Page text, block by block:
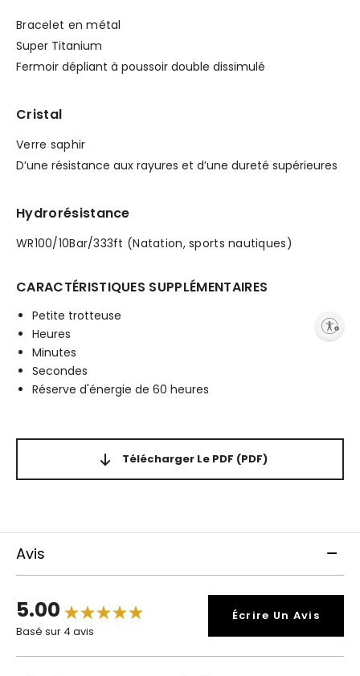
Bracelet en métal
Super Titanium
Fermoir dépliant à poussoir double dissimulé
Cristal
Verre saphir
D’une résistance aux rayures et d’une dureté supérieures
Hydrorésistance
WR100/10Bar/333ft (Natation, sports nautiques)
CARACTÉRISTIQUES SUPPLÉMENTAIRES
Petite trotteuse
Heures
Minutes
Secondes
Réserve d'énergie de 60 heures
Télécharger Le PDF (PDF)
Avis
5.00
Basé sur 4 avis
Écrire Un Avis